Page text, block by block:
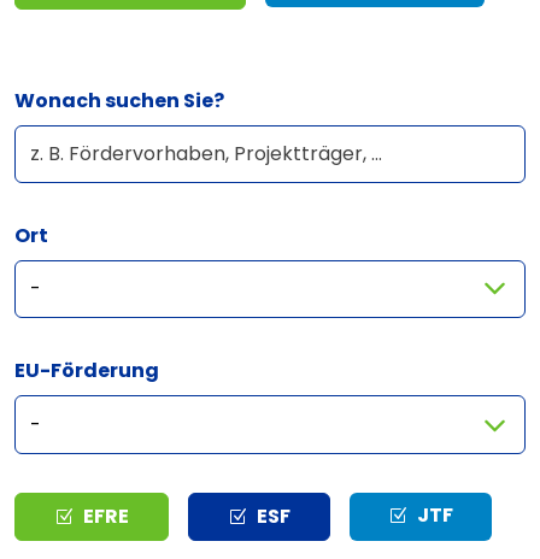
Wonach suchen Sie?
Ort
EU-Förderung
Typ EFRE ESF JTF